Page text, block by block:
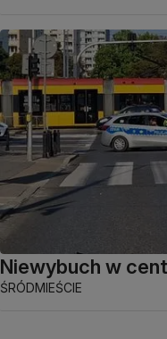
Niewybuch w
ŚRÓDMIEŚCIE